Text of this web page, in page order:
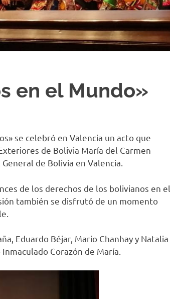
en el Mundo»
se celebró en Valencia un acto que
de Bolivia María del Carmen
de Bolivia en Valencia.
de los derechos de los bolivianos en el
también se disfrutó de un momento
Eduardo Béjar, Mario Chanhay y Natalia
Corazón de María.